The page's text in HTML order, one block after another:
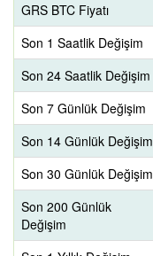
GRS BTC Fiyatı
Son 1 Saatlik Değişim
Son 24 Saatlik Değişim
Son 7 Günlük Değişim
Son 14 Günlük Değişim
Son 30 Günlük Değişim
Son 200 Günlük
Değişim